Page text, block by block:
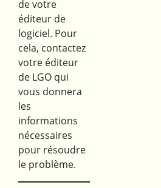
de votre
éditeur de
logiciel. Pour
cela, contactez
votre éditeur
de LGO qui
vous donnera
les
informations
nécessaires
pour résoudre
le problème.